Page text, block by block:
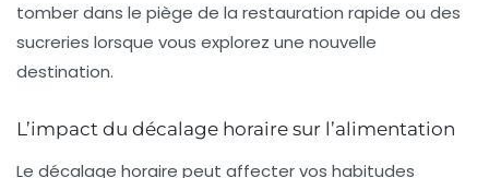
tomber dans le piège de la restauration rapide ou des
sucreries lorsque vous explorez une nouvelle
destination.
L’impact du décalage horaire sur l’alimentation
Le décalage horaire peut affecter vos habitudes